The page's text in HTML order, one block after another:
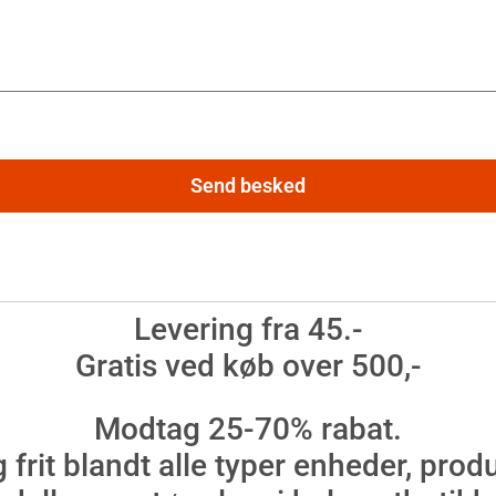
Send besked
Levering fra 45.-
Gratis ved køb over 500,-
Modtag 25-70% rabat.
blandt alle typer enheder,